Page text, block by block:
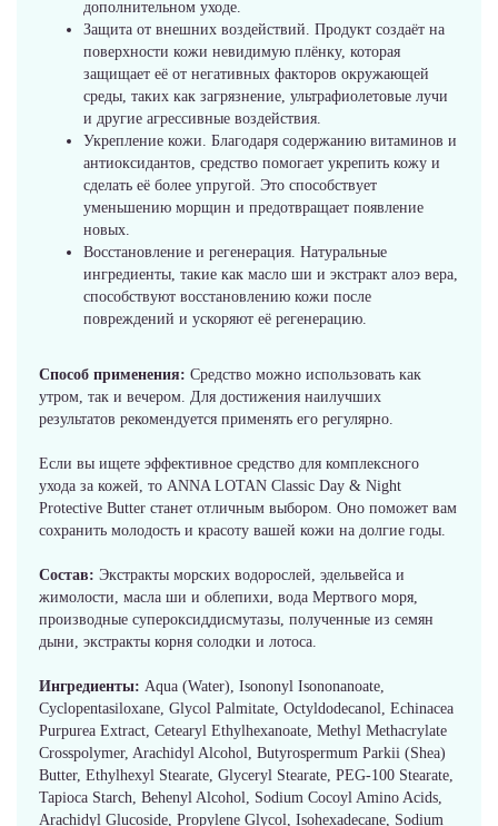
дополнительном уходе.
Защита от внешних воздействий. Продукт создаёт на
поверхности кожи невидимую плёнку, которая
защищает её от негативных факторов окружающей
среды, таких как загрязнение, ультрафиолетовые лучи
и другие агрессивные воздействия.
Укрепление кожи. Благодаря содержанию витаминов и
антиоксидантов, средство помогает укрепить кожу и
сделать её более упругой. Это способствует
уменьшению морщин и предотвращает появление
новых.
Восстановление и регенерация. Натуральные
ингредиенты, такие как масло ши и экстракт алоэ вера,
способствуют восстановлению кожи после
повреждений и ускоряют её регенерацию.
Способ применения: Средство можно использовать как
утром, так и вечером. Для достижения наилучших
результатов рекомендуется применять его регулярно.
Если вы ищете эффективное средство для комплексного
ухода за кожей, то ANNA LOTAN Classic Day & Night
Protective Butter станет отличным выбором. Оно поможет вам
сохранить молодость и красоту вашей кожи на долгие годы.
Состав: Экстракты морских водорослей, эдельвейса и
жимолости, масла ши и облепихи, вода Мертвого моря,
производные супероксиддисмутазы, полученные из семян
дыни, экстракты корня солодки и лотоса.
Ингредиенты: Aqua (Water), Isononyl Isononanoate,
Cyclopentasiloxane, Glycol Palmitate, Octyldodecanol, Echinacea
Purpurea Extract, Cetearyl Ethylhexanoate, Methyl Methacrylate
Crosspolymer, Arachidyl Alcohol, Butyrospermum Parkii (Shea)
Butter, Ethylhexyl Stearate, Glyceryl Stearate, PEG-100 Stearate,
Tapioca Starch, Behenyl Alcohol, Sodium Cocoyl Amino Acids,
Arachidyl Glucoside, Propylene Glycol, Isohexadecane, Sodium